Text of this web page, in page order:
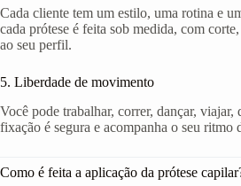
Cada cliente tem um estilo, uma rotina e
cada prótese é feita sob medida, com
ao seu perfil.
5. Liberdade de movimento
Você pode trabalhar, correr, dançar,
fixação é segura e acompanha o seu ritmo
Como é feita a aplicação da prótese